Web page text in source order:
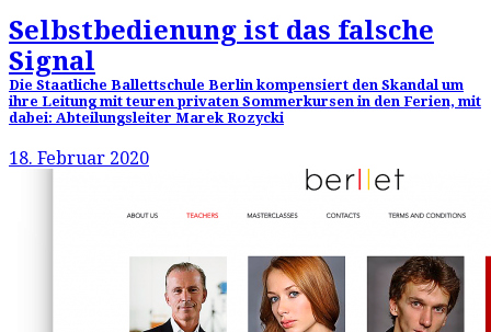
Selbstbedienung ist das falsche
Signal
Die Staatliche Ballettschule Berlin kompensiert den Skandal um
ihre Leitung mit teuren privaten Sommerkursen in den Ferien, mit
dabei: Abteilungsleiter Marek Rozycki
18. Februar 2020